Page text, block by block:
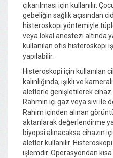
çıkarılması için kullanılır.
gebeliğin sağlık açısından
histeroskopi yöntemiyle
veya lokal anestezi altında
kullanılan ofis histeroskopi
yapılabilir.
Histeroskopi için kullanılan
kalınlığında, ışıklı ve
aletlerle genişletilerek cihaz
Rahmin içi gaz veya sıvı ile
Rahim içinden alınan
aktarılarak değerlendirme
biyopsi alınacaksa cihazın
aletler kullanılır.
işlemdir. Operasyondan